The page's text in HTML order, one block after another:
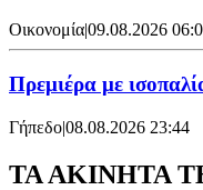
Οικονομία|09.08.2026
Πρεμιέρα με
Γήπεδο|08.08.2026 23:44
ΤΑ ΑΚΙΝΗΤΑ